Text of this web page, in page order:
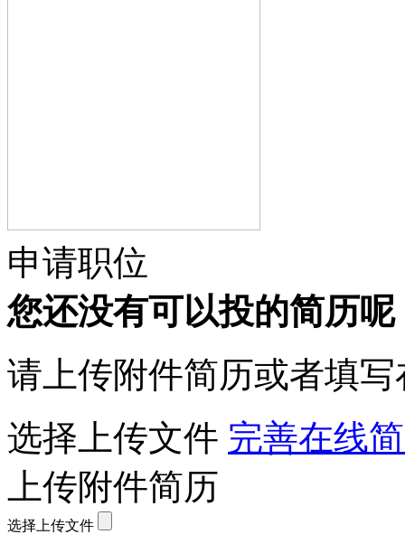
申请职位
您还没有可以投的简历呢
请上传附件简历或者填
选择上传文件 完善在线
上传附件简历
选择上传文件